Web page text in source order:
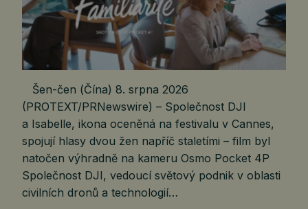
Šen-čen (Čína) 8. srpna 2026
(PROTEXT/PRNewswire) – Společnost DJI
a Isabelle, ikona oceněná na festivalu v Cannes,
spojují hlasy dvou žen napříč staletími – film byl
natočen výhradně na kameru Osmo Pocket 4P
Společnost DJI, vedoucí světový podnik v oblasti
civilních dronů a technologií…